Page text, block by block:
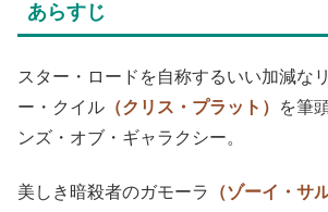
あらすじ
スター・ロードを自称するいい加減な
ー・クイル （クリス・プラット）
を筆
ンズ・オブ・ ギャラクシー。
美しき暗殺者のガモーラ （ゾーイ・サ